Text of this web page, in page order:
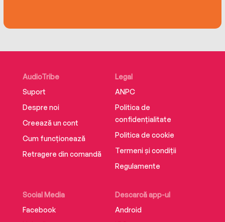
AudioTribe
Suport
Despre noi
Creează un cont
Cum funcționează
Retragere din comandă
Social Media
Facebook
Descarcă app-ul
Android
Legal
ANPC
Politica de
confidențialitate
Politica de cookie
Termeni și condiții
Regulamente